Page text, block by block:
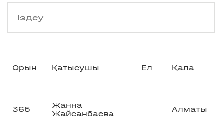
Орын Қатысушы Ел Қала
365
Жанна
Жайсанбаева
Алматы